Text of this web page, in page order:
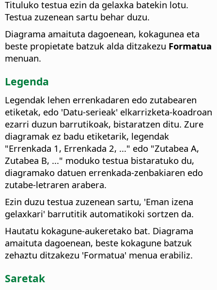
Tituluko testua ezin da gelaxka batekin lotu.
Testua zuzenean sartu behar duzu.
Diagrama amaituta dagoenean, kokagunea eta
beste propietate batzuk alda ditzakezu Formatua
menuan.
Legenda
Legendak lehen errenkadaren edo zutabearen
etiketak, edo 'Datu-serieak' elkarrizketa-koadroan
ezarri duzun barrutikoak, bistaratzen ditu. Zure
diagramak ez badu etiketarik, legendak
"Errenkada 1, Errenkada 2, ..." edo "Zutabea A,
Zutabea B, ..." moduko testua bistaratuko du,
diagramako datuen errenkada-zenbakiaren edo
zutabe-letraren arabera.
Ezin duzu testua zuzenean sartu, 'Eman izena
gelaxkari' barrutitik automatikoki sortzen da.
Hautatu kokagune-aukeretako bat. Diagrama
amaituta dagoenean, beste kokagune batzuk
zehaztu ditzakezu 'Formatua' menua erabiliz.
Saretak